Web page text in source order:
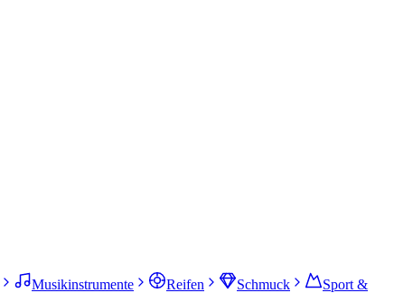
Musikinstrumente Reifen Schmuck
Sport &